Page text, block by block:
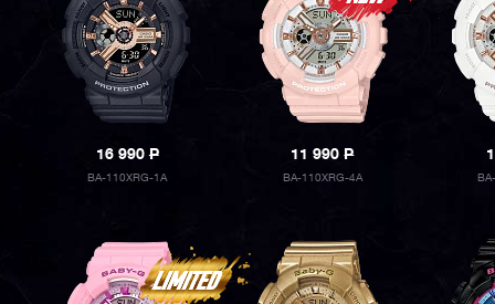
16 990P
BA-110XRG-1A
11 990P
BA-110XRG-4A